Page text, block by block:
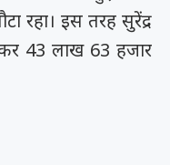
रहा। इस तरह सुरेंद्र
43 लाख 63 हजार